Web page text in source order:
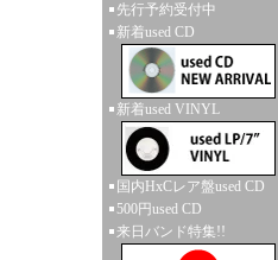
先行予約受付中
新着used CD
新着used VINYL
国内HxCレア盤used CD
500円used CD
来日バンド特集!!